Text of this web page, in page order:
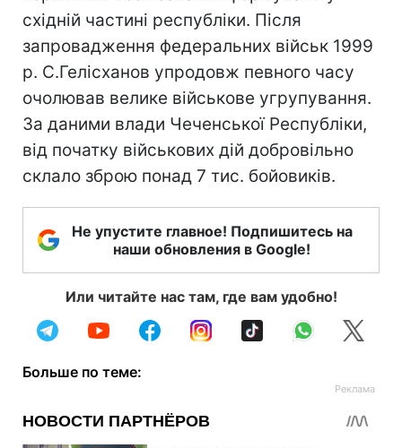
східній частині республіки. Після
запровадження федеральних військ 1999
р. С.Гелісханов упродовж певного часу
очолював велике військове угрупування.
За даними влади Чеченської Республіки,
від початку військових дій добровільно
склало зброю понад 7 тис. бойовиків.
Не упустите главное! Подпишитесь на
наши обновления в Google!
Или читайте нас там, где вам удобно!
Больше по теме: